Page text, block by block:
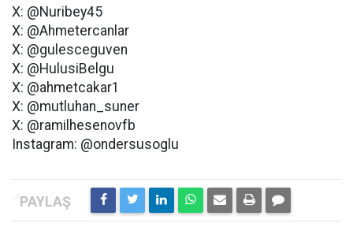
X: @Nuribey45
X: @Ahmetercanlar
X: @gulesceguven
X: @HulusiBelgu
X: @ahmetcakar1
X: @mutluhan_suner
X: @ramilhesenovfb
Instagram: @ondersusoglu